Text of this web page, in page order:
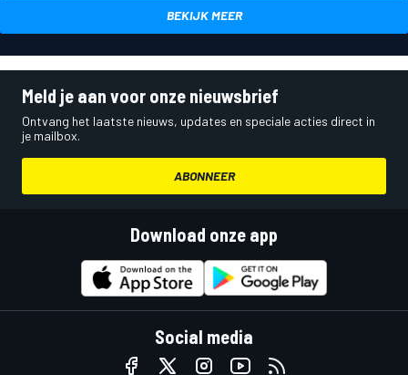
BEKIJK MEER
Meld je aan voor onze nieuwsbrief
Ontvang het laatste nieuws, updates en speciale acties direct in
je mailbox.
ABONNEER
Download onze app
Social media